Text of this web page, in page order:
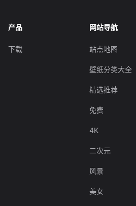
产品
下载
网站导航
站点地图
壁纸分类大全
精选推荐
免费
4K
二次元
风景
美女